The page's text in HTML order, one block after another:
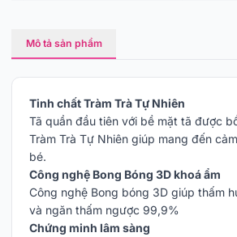
Mô tả sản phẩm
Tinh chất Tràm Trà Tự Nhiên
Tã quần đầu tiên với bề mặt tã được
Tràm Trà Tự Nhiên giúp mang đến
bé.
Công nghệ Bong Bóng 3D khoá ẩm
Công nghệ Bong bóng 3D giúp thấm
và ngăn thấm ngược 99,9%
Chứng minh lâm sàng